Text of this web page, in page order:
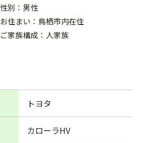
性別：男性
お住まい：鳥栖市内在住
ご家族構成：人家族
トヨタ
カローラHV